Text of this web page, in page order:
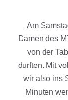
Am
Damen des
von der
durften. Mit
wir also ins
Minuten